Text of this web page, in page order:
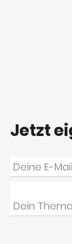
Jetzt